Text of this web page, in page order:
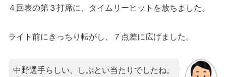
４回表の第３打席に、タイムリーヒットを放ちました。
ライト前にきっちり転がし、７点差に広げました。
中野選手らしい、しぶとい当たりでしたね。